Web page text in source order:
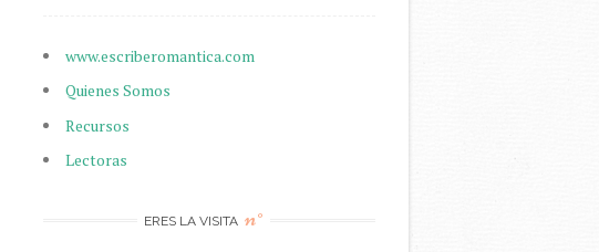
www.escriberomantica.com
Quienes Somos
Recursos
Lectoras
ERES LA VISITA n°